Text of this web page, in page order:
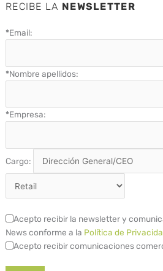
RECIBE LA NEWSLETTER
*Email:
*Nombre apellidos:
*Empresa:
Cargo:
Acepto recibir la newsletter y
News conforme a la Política de
Acepto recibir comunicaciones